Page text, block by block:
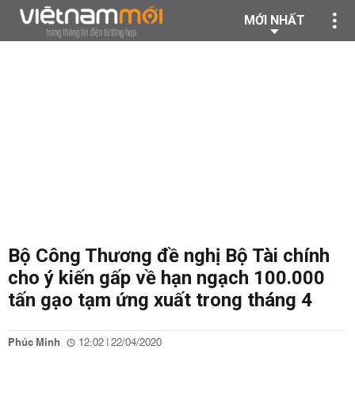
MỚI NHẤT
Bộ Công Thương đề nghị Bộ Tài chính
cho ý kiến gấp về hạn ngạch 100.000
tấn gạo tạm ứng xuất trong tháng 4
Phúc Minh 12:02 | 22/04/2020